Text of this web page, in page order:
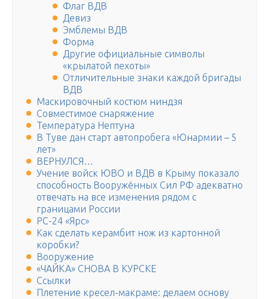
Флаг ВДВ
Девиз
Эмблемы ВДВ
Форма
Другие официальные символы
«крылатой пехоты»
Отличительные знаки каждой бригады
ВДВ
Маскировочный костюм ниндзя
Совместимое снаряжение
Температура Нептуна
В Туве дан старт автопробега «Юнармии – 5
лет»
ВЕРНУЛСЯ…
Учение войск ЮВО и ВДВ в Крыму показало
способность Вооружённых Сил РФ адекватно
отвечать на все изменения рядом с
границами России
PC-24 «Ярс»
Как сделать керамбит нож из картонной
коробки?
Вооружение
«ЧАЙКА» СНОВА В КУРСКЕ
Ссылки
Плетение кресел-макраме: делаем основу